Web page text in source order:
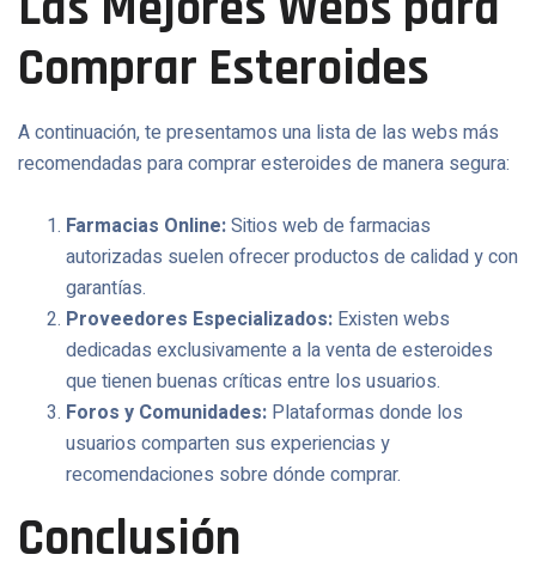
Comprar Esteroides
A continuación, te presentamos una lista de las webs más
recomendadas para comprar esteroides de manera segura:
Farmacias Online:Sitios web de farmacias
autorizadas suelen ofrecer productos de calidad y con
garantías.
Proveedores Especializados: Existen webs
dedicadas exclusivamente a la venta de esteroides
que tienen buenas críticas entre los usuarios.
Foros y Comunidades: Plataformas donde los
usuarios comparten sus experiencias y
recomendaciones sobre dónde comprar.
Conclusión